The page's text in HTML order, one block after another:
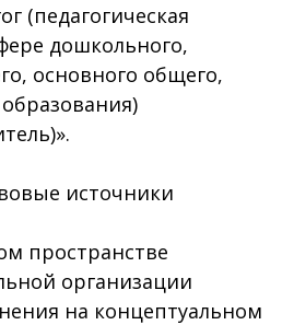
(педагогическая
дошкольного,
основного общего,
источники
пространстве
организации
на концептуальном